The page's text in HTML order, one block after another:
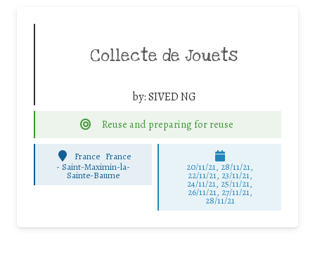
Collecte de Jouets
by:SIVED NG
Reuse and preparing for reuse
France France
-Saint-Maximin-la-
Sainte-Baume
20/11/21, 28/11/21,
22/11/21, 23/11/21,
24/11/21, 25/11/21,
26/11/21, 27/11/21,
28/11/21